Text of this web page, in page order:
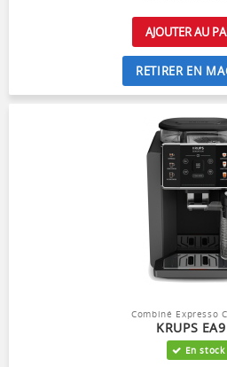
AJOUTER AU
RETIRER EN
Combiné Expresso
KRUPS
En stock